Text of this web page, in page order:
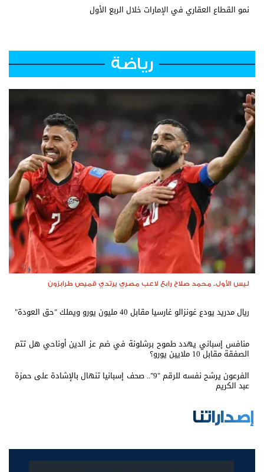
نمو القطاع العقاري في الإمارات خلال الربع الأول
رياضة
ليس الأول.. محمد صلاح رابع لاعب مصري يرتدي قميص طرابزون
ريال مدريد يودع غونزالو غارسيا مقابل 40 مليون يورو ويملك "حق العودة"
منافس إسباني يهدد طموح برشلونة في ضم عز الدين أوناحي هل تتم
الصفقة مقابل 10 ملايين يورو؟
الفرعون يرشح نفسه للرقم "9".. صحف إسبانيا تنهال بالإشادة على حمزة
عبد الكريم
إصداراتنا